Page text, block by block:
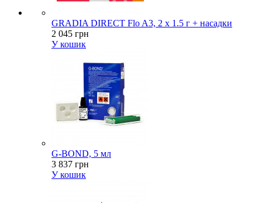
GRADIA DIRECT Flo A3, 2 x 1.5 г + насадки
2 045 грн
У кошик
G-BOND, 5 мл
3 837 грн
У кошик